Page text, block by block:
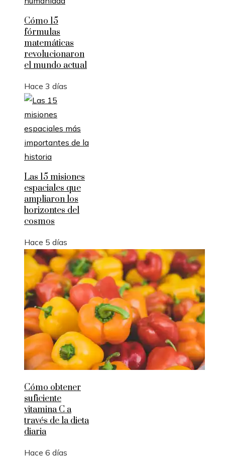
Cómo 15
fórmulas
matemáticas
revolucionaron
el mundo actual
Hace 3 días
Las 15 misiones
espaciales que
ampliaron los
horizontes del
cosmos
Hace 5 días
Cómo obtener
suficiente
vitamina C a
través de la dieta
diaria
Hace 6 días